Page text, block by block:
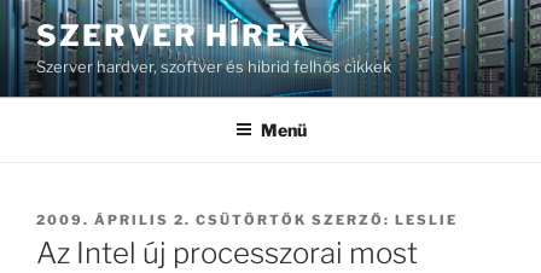
Tartalomhoz
SZERVER HÍREK
Szerver hardver, szoftver és hibrid felhős cikkek
Menü
BEKÜLDVE:
2009. ÁPRILIS 2. CSÜTÖRTÖK SZERZŐ: LESLIE
Az Intel új processzorai most